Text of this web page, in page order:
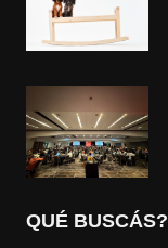
QUÉ BUSCÁS?